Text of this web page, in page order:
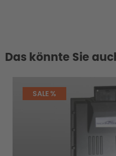
Das könnte Sie
SALE %